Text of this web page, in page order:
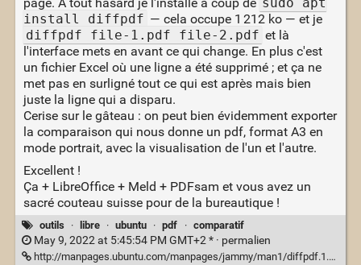
install diffpdf — cela occupe 1 212 ko — et je
diffpdf file-1.pdf file-2.pdf et là
l'interface mets en avant ce qui change. En plus c'est
un fichier Excel où une ligne a été supprimé ; et ça ne
met pas en surligné tout ce qui est après mais bien
juste la ligne qui a disparu.
Cerise sur le gâteau : on peut bien évidemment exporter
la comparaison qui nous donne un pdf, format A3 en
mode portrait, avec la visualisation de l'un et l'autre.
Excellent !
Ça + LibreOffice + Meld + PDFsam et vous avez un
sacré couteau suisse pour de la bureautique !
outils · libre · ubuntu · pdf · comparatif
May 9, 2022 at 5:45:54 PM GMT+2 * · permalien
http://manpages.ubuntu.com/manpages/jammy/man1/diffpdf.1.html